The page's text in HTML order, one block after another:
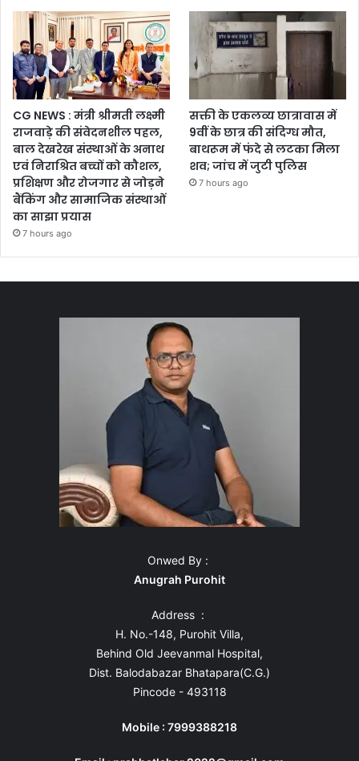
CG NEWS : मंत्री श्रीमती लक्ष्मी
राजवाड़े की संवेदनशील पहल,
बाल देखरेख संस्थाओं के अनाथ
एवं निराश्रित बच्चों को कौशल,
प्रशिक्षण और रोजगार से जोड़ने
बैंकिंग और सामाजिक संस्थाओं
का साझा प्रयास
7 hours ago
सक्ती के एकलव्य छात्रावास में
9वीं के छात्र की संदिग्ध मौत,
बाथरूम में फंदे से लटका मिला
शव; जांच में जुटी पुलिस
7 hours ago
Onwed By :
Anugrah Purohit
Address :
H. No.-148, Purohit Villa,
Behind Old Jeevanmal Hospital,
Dist. Balodabazar Bhatapara(C.G.)
Pincode - 493118
Mobile : 7999388218